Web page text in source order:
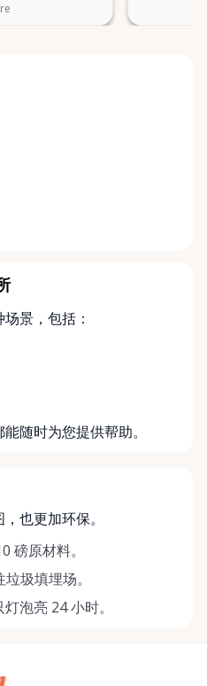
景，包括：
随时为您提供帮助。
也更加环保。
磅原材料。
圾填埋场。
泡亮 24 小时。